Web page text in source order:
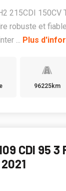
215CDI 150CV
robuste et
... Plus
96225km
CDI 95 3